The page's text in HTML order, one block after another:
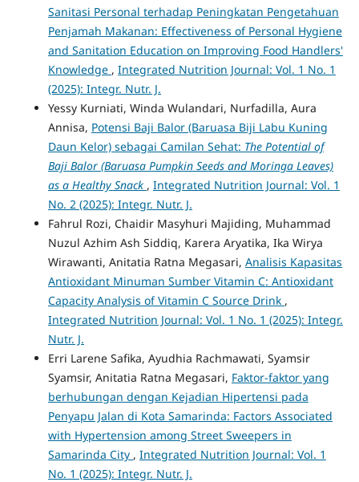
Sanitasi Personal terhadap Peningkatan Pengetahuan
Penjamah Makanan: Effectiveness of Personal Hygiene
and Sanitation Education on Improving Food Handlers'
Knowledge , Integrated Nutrition Journal: Vol. 1 No. 1
(2025): Integr. Nutr. J.
Yessy Kurniati, Winda Wulandari, Nurfadilla, Aura
Annisa, Potensi Baji Balor (Baruasa Biji Labu Kuning
Daun Kelor) sebagai Camilan Sehat: The Potential of
Baji Balor (Baruasa Pumpkin Seeds and Moringa Leaves)
as a Healthy Snack , Integrated Nutrition Journal: Vol. 1
No. 2 (2025): Integr. Nutr. J.
Fahrul Rozi, Chaidir Masyhuri Majiding, Muhammad
Nuzul Azhim Ash Siddiq, Karera Aryatika, Ika Wirya
Wirawanti, Anitatia Ratna Megasari, Analisis Kapasitas
Antioxidant Minuman Sumber Vitamin C: Antioxidant
Capacity Analysis of Vitamin C Source Drink ,
Integrated Nutrition Journal: Vol. 1 No. 1 (2025): Integr.
Nutr. J.
Erri Larene Safika, Ayudhia Rachmawati, Syamsir
Syamsir, Anitatia Ratna Megasari, Faktor-faktor yang
berhubungan dengan Kejadian Hipertensi pada
Penyapu Jalan di Kota Samarinda: Factors Associated
with Hypertension among Street Sweepers in
Samarinda City , Integrated Nutrition Journal: Vol. 1
No. 1 (2025): Integr. Nutr. J.